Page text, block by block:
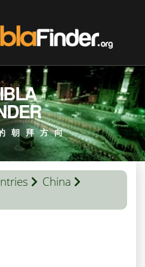
朝拜方向
China